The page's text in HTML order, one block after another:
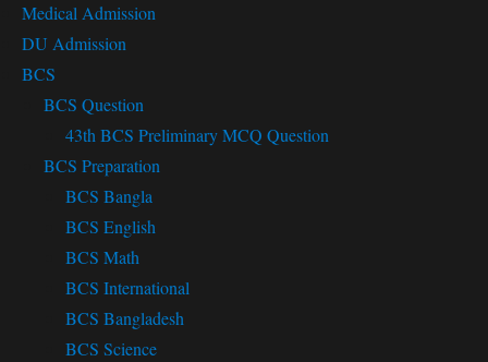
Medical Admission
DU Admission
BCS
BCS Question
43th BCS Preliminary MCQ Question
BCS Preparation
BCS Bangla
BCS English
BCS Math
BCS International
BCS Bangladesh
BCS Science